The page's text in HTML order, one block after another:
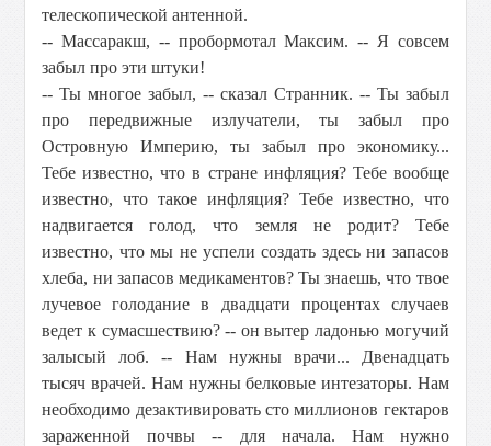
телескопической антенной.
-- Массаракш, -- пробормотал Максим. -- Я совсем
забыл про эти штуки!
-- Ты многое забыл, -- сказал Странник. -- Ты забыл
про передвижные излучатели, ты забыл про
Островную Империю, ты забыл про экономику...
Тебе известно, что в стране инфляция? Тебе вообще
известно, что такое инфляция? Тебе известно, что
надвигается голод, что земля не родит? Тебе
известно, что мы не успели создать здесь ни запасов
хлеба, ни запасов медикаментов? Ты знаешь, что твое
лучевое голодание в двадцати процентах случаев
ведет к сумасшествию? -- он вытер ладонью могучий
залысый лоб. -- Нам нужны врачи... Двенадцать
тысяч врачей. Нам нужны белковые интезаторы. Нам
необходимо дезактивировать сто миллионов гектаров
зараженной почвы -- для начала. Нам нужно